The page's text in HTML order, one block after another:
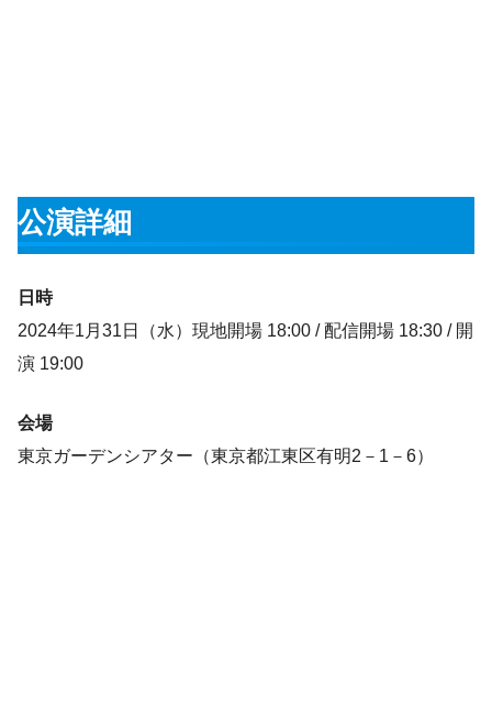
公演詳細
日時
2024年1月31日（水）現地開場 18:00 / 配信開場 18:30 / 開
演 19:00
会場
東京ガーデンシアター（東京都江東区有明2－1－6）